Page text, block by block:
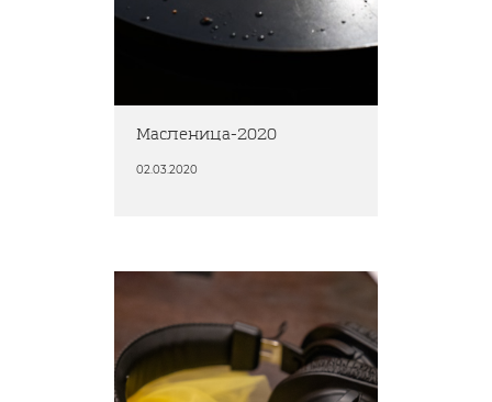
Масленица-2020
02.03.2020